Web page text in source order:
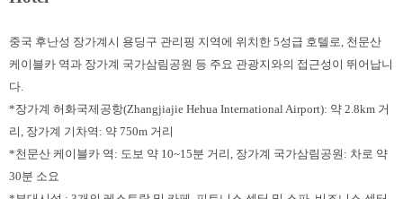
중국 후난성 장가계시 용딩구 관리핑 지역에 위치한 5성급 호텔로, 천문산
케이블카 역과 장가계 국가삼림공원 등 주요 관광지와의 접근성이 뛰어납니
다.
*장가계 허화국제공항(Zhangjiajie Hehua International Airport): 약 2.8km 거
리, 장가계 기차역: 약 750m 거리
*천문산 케이블카 역: 도보 약 10~15분 거리, 장가계 국가삼림공원: 차로 약
30분 소요